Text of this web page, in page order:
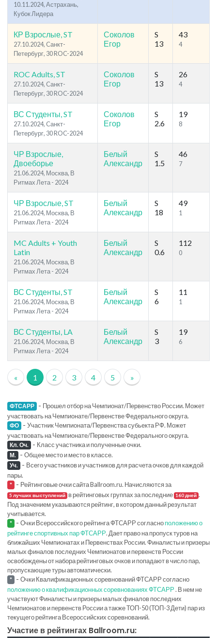
10.11.2024, Астрахань,
Кубок Лидера
КР Взрослые, ST
27.10.2024, Cанкт-
Петербург, 30 ROC-2024
Соколов
Егор
S
13
43
4
ROC Adults, ST
27.10.2024, Cанкт-
Петербург, 30 ROC-2024
Соколов
Егор
S
13
26
4
ВС Студенты, ST
27.10.2024, Cанкт-
Петербург, 30 ROC-2024
Соколов
Егор
S
2.6
19
8
ЧР Взрослые,
Двоеборье
21.06.2024, Москва, В
Ритмах Лета - 2024
Белый
Александр
S
1.5
46
7
ЧР Взрослые, ST
21.06.2024, Москва, В
Ритмах Лета - 2024
Белый
Александр
S
18
49
1
MC Adults + Youth
Latin
21.06.2024, Москва, В
Ритмах Лета - 2024
Белый
Александр
S
0.6
112
0
ВС Студенты, ST
21.06.2024, Москва, В
Ритмах Лета - 2024
Белый
Александр
S
6
11
1
ВС Студенты, LA
21.06.2024, Москва, В
Ритмах Лета - 2024
Белый
Александр
S
3
19
6
« 1 2 3 4 5 »
ФТСАРР - Прошел отбор на Чемпионат/Первенство России. Может
участвовать на Чемпионате/Первенстве Федерального округа.
ФО - Участник Чемпионата/Первенства субьекта РФ. Может
участвовать на Чемпионате/Первенстве Федерального округа.
Кл. Оч. - Класс участника и полученные очки.
М. - Общее место и место в классе.
Уч. - Всего участников и участников для расчета очков для каждой
пары.
* - Рейтинговые очки сайта Ballroom.ru. Начисляются за
5 лучших выступлений в рейтинговых группах за последние 160 дней .
Под значением указываются рейтинг, в котором данный результат
учитывается.
* - Очки Всероссийского рейтинга ФТСАРР согласноположению о
рейтинге спортивных пар ФТСАРР. Дает право на пропуск туров на
ближайших Чемпионатах и Первенствах России. Финалисты и призеры
малых финалов последних Чемпионатов и первенств России
освобождены от набора рейтинговых очков и попадают в число пар,
пропускающие туры автоматически.
* - Очки Квалификационных соревнований ФТСАРР согласно
положению о квалификационных соревнованиях ФТСАРР. В нем не
участвуют Финалисты и призеры малых финалов последних
Чемпионатов и первенств России а также ТОП-50 (ТОП-3 Дети) пар из
текущего рейтинга Всероссийских соревнований.
Участие в рейтингах Ballroom.ru: